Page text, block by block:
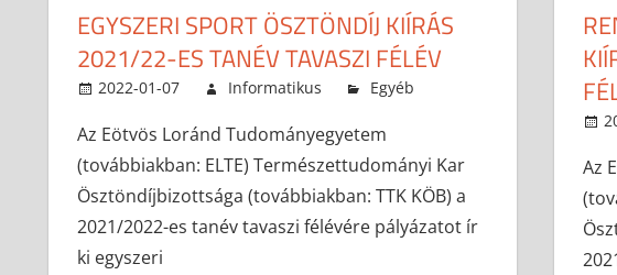
EGYSZERI SPORT ÖSZTÖNDÍJ KIÍRÁS
2021/22-ES TANÉV TAVASZI FÉLÉV
2022-01-07 Informatikus Egyéb
Az Eötvös Loránd Tudományegyetem
(továbbiakban: ELTE) Természettudományi Kar
Ösztöndíjbizottsága (továbbiakban: TTK KÖB) a
2021/2022-es tanév tavaszi félévére pályázatot ír
ki egyszeri
Az